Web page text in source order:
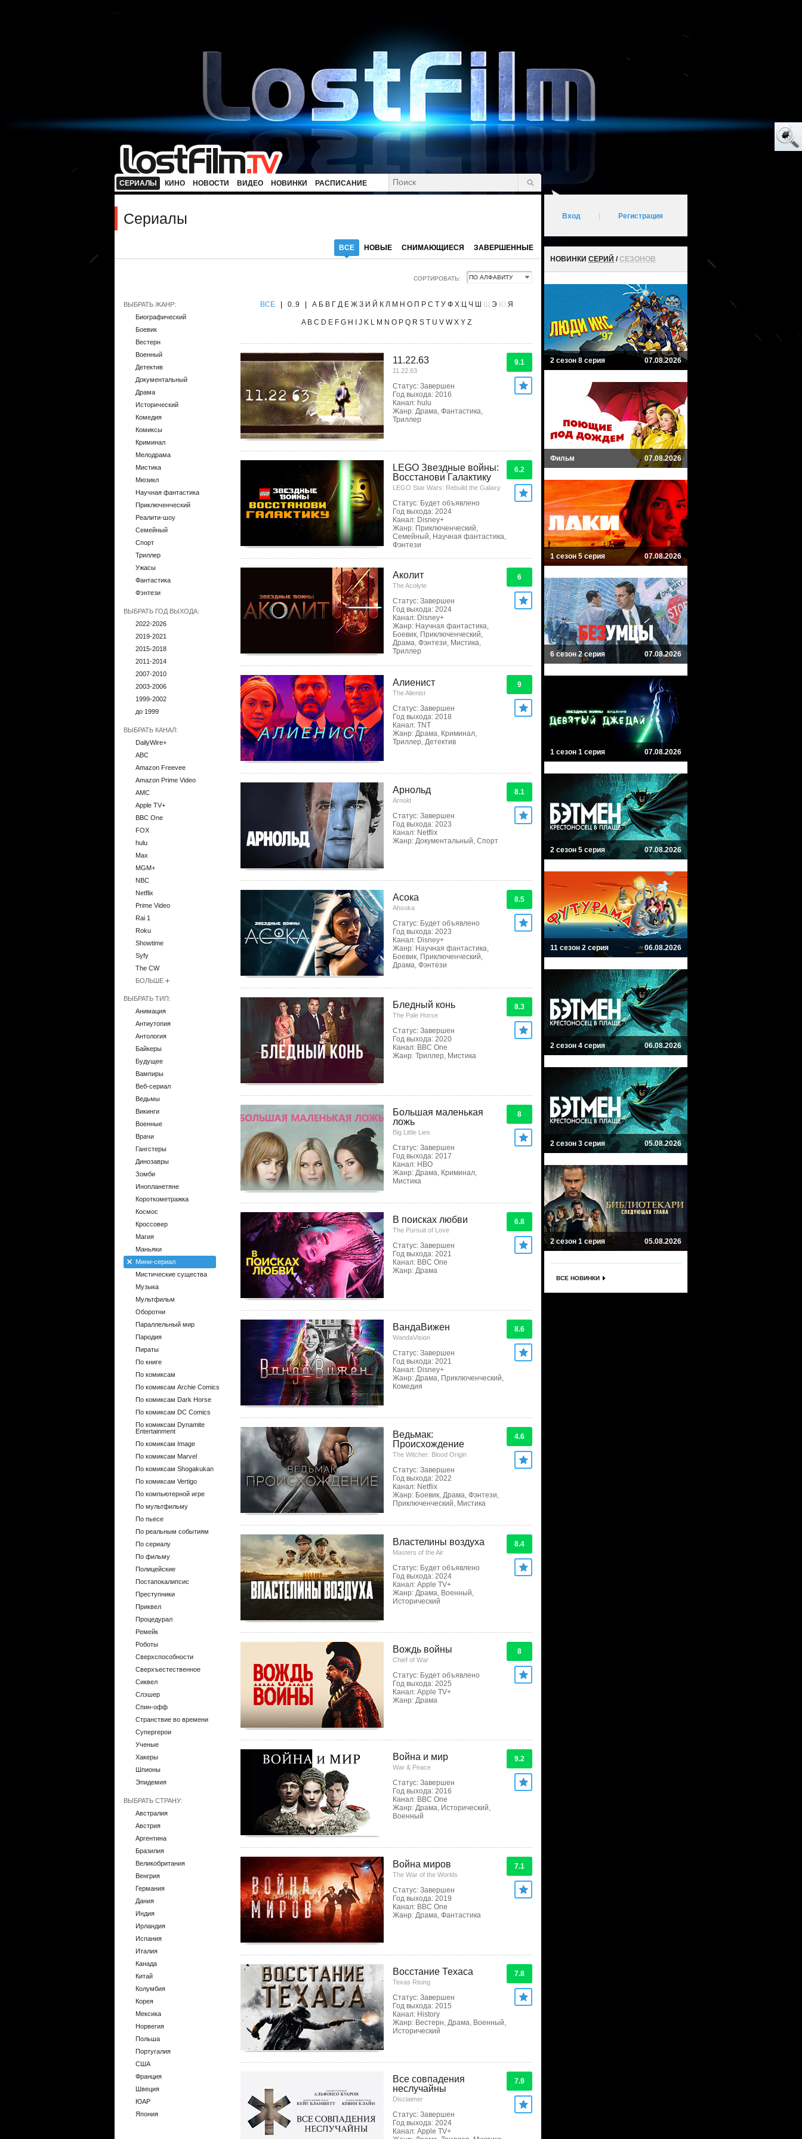
СЕРИАЛЫ КИНО НОВОСТИ ВИДЕО НОВИНКИ РАСПИСАНИЕ
Сериалы
ВСЕ НОВЫЕ СНИМАЮЩИЕСЯ ЗАВЕРШЕННЫЕ
СОРТИРОВАТЬ:
ВЫБРАТЬ ЖАНР:
Биографический
Боевик
Вестерн
Военный
Детектив
Документальный
Драма
Исторический
Комедия
Комиксы
Криминал
Мелодрама
Мистика
Мюзикл
Научная фантастика
Приключенческий
Реалити-шоу
Семейный
Спорт
Триллер
Ужасы
Фантастика
Фэнтези
ВЫБРАТЬ ГОД ВЫХОДА:
2022-2026
2019-2021
2015-2018
2011-2014
2007-2010
2003-2006
1999-2002
до 1999
ВЫБРАТЬ КАНАЛ:
DailyWire+
ABC
Amazon Freevee
Amazon Prime Video
AMC
Apple TV+
BBC One
FOX
hulu
Max
MGM+
NBC
Netflix
Prime Video
Rai 1
Roku
Showtime
Syfy
The CW
БОЛЬШЕ
ВЫБРАТЬ ТИП:
Анимация
Антиутопия
Антология
Байкеры
Будущее
Вампиры
Веб-сериал
Ведьмы
Викинги
Военные
Врачи
Гангстеры
Динозавры
Зомби
Инопланетяне
Короткометражка
Космос
Кроссовер
Магия
Маньяки
Мини-сериал
Мистические существа
Музыка
Мультфильм
Оборотни
Параллельный мир
Пародия
Пираты
По книге
По комиксам
По комиксам Archie Comics
По комиксам Dark Horse
По комиксам DC Comics
По комиксам Dynamite
Entertainment
По комиксам Image
По комиксам Marvel
По комиксам Shogakukan
По комиксам Vertigo
По компьютерной игре
По мультфильму
По пьесе
По реальным событиям
По сериалу
По фильму
Полицейские
Постапокалипсис
Преступники
Приквел
Процедурал
Ремейк
Роботы
Сверхспособности
Сверхъестественное
Сиквел
Слэшер
Спин-офф
Странствие во времени
Супергерои
Ученые
Хакеры
Шпионы
Эпидемия
ВЫБРАТЬ СТРАНУ:
Австралия
Австрия
Аргентина
Бразилия
Великобритания
Венгрия
Германия
Дания
Индия
Ирландия
Испания
Италия
Канада
Китай
Колумбия
Корея
Мексика
Норвегия
Польша
Португалия
США
Франция
Швеция
ЮАР
Япония
ВCE 0..9 А Б В Г Д Е Ж З И Й К Л М Н О П Р С Т У Ф Х Ц Ч Ш Щ Э Ю Я
A B C D E F G H J K L M N O P Q R S T U V W X Y Z
11.22.63
11.22.63
Статус: Завершен
Год выхода: 2016
Канал: hulu
Жанр: Драма, Фантастика,
Триллер
9.1
LEGO Звездные войны:
Восстанови Галактику
LEGO Star Wars: Rebuild the Galaxy
Статус: Будет объявлено
Год выхода: 2024
Канал: Disney+
Жанр: Приключенческий,
Семейный, Научная фантастика,
Фэнтези
6.2
Аколит
The Acolyte
Статус: Завершен
Год выхода: 2024
Канал: Disney+
Жанр: Научная фантастика,
Боевик, Приключенческий,
Драма, Фэнтези, Мистика,
Триллер
6
Алиенист
The Alienist
Статус: Завершен
Год выхода: 2018
Канал: TNT
Жанр: Драма, Криминал,
Триллер, Детектив
9
Арнольд
Arnold
Статус: Завершен
Год выхода: 2023
Канал: Netflix
Жанр: Документальный, Спорт
8.1
Асока
Ahsoka
Статус: Будет объявлено
Год выхода: 2023
Канал: Disney+
Жанр: Научная фантастика,
Боевик, Приключенческий,
Драма, Фэнтези
8.5
Бледный конь
The Pale Horse
Статус: Завершен
Год выхода: 2020
Канал: BBC One
Жанр: Триллер, Мистика
8.3
Большая маленькая
ложь
Big Little Lies
Статус: Завершен
Год выхода: 2017
Канал: HBO
Жанр: Драма, Криминал,
Мистика
8
В поисках любви
The Pursuit of Love
Статус: Завершен
Год выхода: 2021
Канал: BBC One
Жанр: Драма
6.8
ВандаВижен
WandaVision
Статус: Завершен
Год выхода: 2021
Канал: Disney+
Жанр: Драма, Приключенческий,
Комедия
8.6
Ведьмак:
Происхождение
The Witcher: Blood Origin
Статус: Завершен
Год выхода: 2022
Канал: Netflix
Жанр: Боевик, Драма, Фэнтези,
Приключенческий, Мистика
4.6
Властелины воздуха
Masters of the Air
Статус: Будет объявлено
Год выхода: 2024
Канал: Apple TV+
Жанр: Драма, Военный,
Исторический
8.4
Вождь войны
Chief of War
Статус: Будет объявлено
Год выхода: 2025
Канал: Apple TV+
Жанр: Драма
8
Война и мир
War & Peace
Статус: Завершен
Год выхода: 2016
Канал: BBC One
Жанр: Драма, Исторический,
Военный
9.2
Война миров
The War of the Worlds
Статус: Завершен
Год выхода: 2019
Канал: BBC One
Жанр: Драма, Фантастика
7.1
Восстание Техаса
Texas Rising
Статус: Завершен
Год выхода: 2015
Канал: History
Жанр: Вестерн, Драма, Военный,
Исторический
7.8
Все совпадения
неслучайны
Disclaimer
Статус: Завершен
Год выхода: 2024
Канал: Apple TV+
7.9
Вход Регистрация
НОВИНКИ СЕРИЙ /СЕЗОНОВ
2 сезон 8 серия 07.08.2026
Фильм 07.08.2026
1 сезон 5 серия 07.08.2026
6 сезон 2 серия 07.08.2026
1 сезон 1 серия 07.08.2026
2 сезон 5 серия 07.08.2026
11 сезон 2 серия 06.08.2026
2 сезон 4 серия 06.08.2026
2 сезон 3 серия 05.08.2026
2 сезон 1 серия 05.08.2026
ВСЕ НОВИНКИ